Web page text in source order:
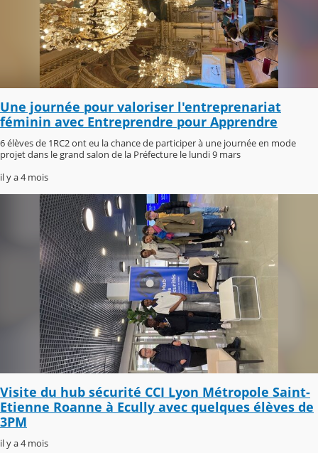
Une journée pour valoriser l'entreprenariat
féminin avec Entreprendre pour Apprendre
6 élèves de 1RC2 ont eu la chance de participer à une journée en mode
projet dans le grand salon de la Préfecture le lundi 9 mars
il y a 4 mois
Visite du hub sécurité CCI Lyon Métropole Saint-
Etienne Roanne à Ecully avec quelques élèves de
3PM
il y a 4 mois